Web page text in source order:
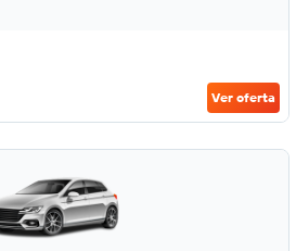
Ver oferta